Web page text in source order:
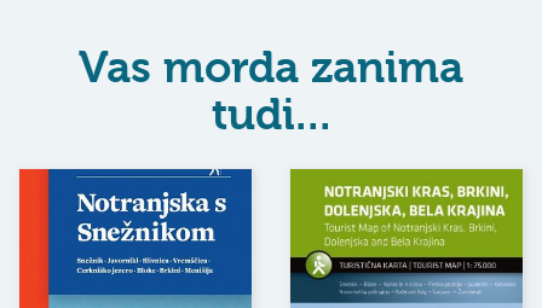
Vas morda zanima
tudi...